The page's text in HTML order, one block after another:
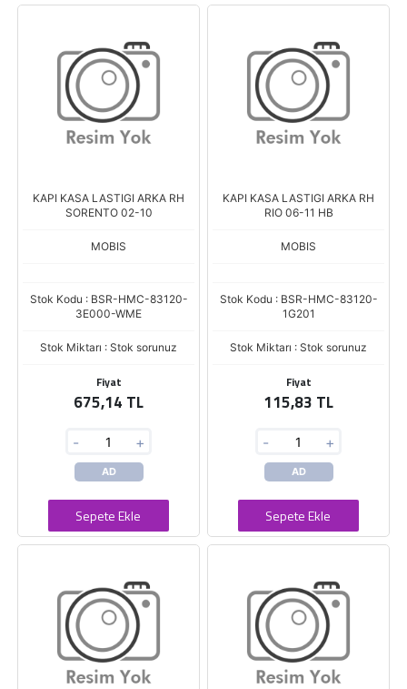
KAPI KASA LASTIGI ARKA RH
SORENTO 02-10
MOBIS
Stok Kodu : BSR-HMC-83120-
3E000-WME
Stok Miktarı : Stok sorunuz
Fiyat
675,14 TL
- +
AD
Sepete Ekle
KAPI KASA LASTIGI ARKA RH
RIO 06-11 HB
MOBIS
Stok Kodu : BSR-HMC-83120-
1G201
Stok Miktarı : Stok sorunuz
Fiyat
115,83 TL
- +
AD
Sepete Ekle